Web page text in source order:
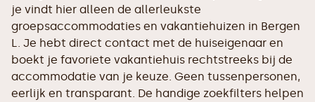
je vindt hier alleen de allerleukste
groepsaccommodaties en vakantiehuizen in Bergen
L. Je hebt direct contact met de huiseigenaar en
boekt je favoriete vakantiehuis rechtstreeks bij de
accommodatie van je keuze. Geen tussenpersonen,
eerlijk en transparant. De handige zoekfilters helpen